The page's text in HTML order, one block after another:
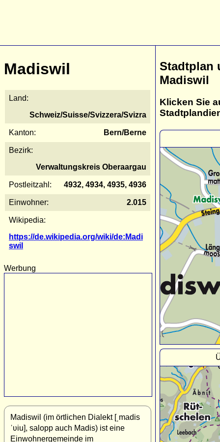
Madiswil
Land:
Schweiz/Suisse/Svizzera/Svizra
Kanton: Bern/Berne
Bezirk:
Verwaltungskreis Oberaargau
Postleitzahl: 4932, 4934, 4935, 4936
Einwohner: 2.015
Wikipedia:
https://de.wikipedia.org/wiki/de:Madi
swil
Werbung
Madiswil (im örtlichen Dialekt [ˌmadis
ˈʋiu], salopp auch Madis) ist eine
Einwohnergemeinde im
Stadtplan
Madiswil
Klicken Sie